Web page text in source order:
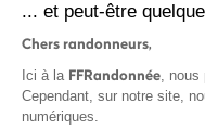
... et peut-être
Chers randonneurs,
Ici à la FFRandonnée, nous
Cependant, sur notre site,
numériques.